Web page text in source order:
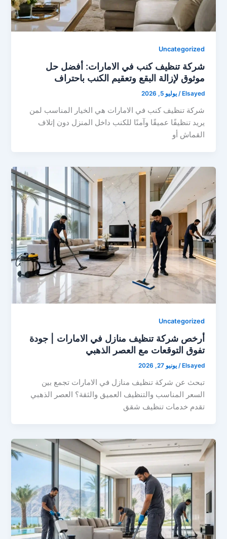
Uncategorized
شركة تنظيف كنب في الامارات: أفضل حل
موثوق لإزالة البقع وتعقيم الكنب باحتراف
Elsayed
/يوليو 5, 2026
شركة تنظيف كنب في الامارات هي الخيار المناسب لمن
يريد تنظيفًا عميقًا وآمنًا للكنب داخل المنزل دون إتلاف
القماش أو
Uncategorized
أرخص شركة تنظيف منازل في الامارات | جودة
تفوق التوقعات مع العصر الذهبي
Elsayed
/يونيو 27, 2026
تبحث عن شركة تنظيف منازل في الامارات تجمع بين
السعر المناسب والتنظيف العميق والثقة؟ العصر الذهبي
تقدم خدمات تنظيف شقق